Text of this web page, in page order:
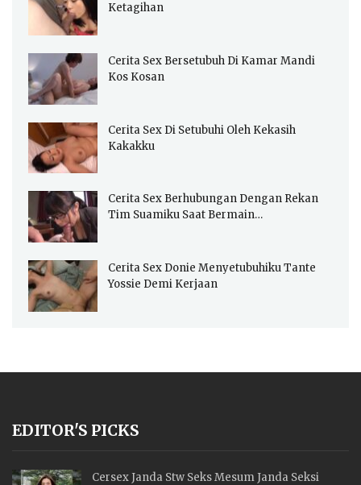
Ketagihan
Cerita Sex Bersetubuh Di Kamar Mandi
Kos Kosan
Cerita Sex Di Setubuhi Oleh Kekasih
Kakakku
Cerita Sex Berhubungan Dengan Rekan
Tim Suamiku Saat Bermain…
Cerita Sex Donie Menyetubuhiku Tante
Yossie Demi Kerjaan
EDITOR'S PICKS
Cersex Janda Stw Seks Mesum Janda Seksi